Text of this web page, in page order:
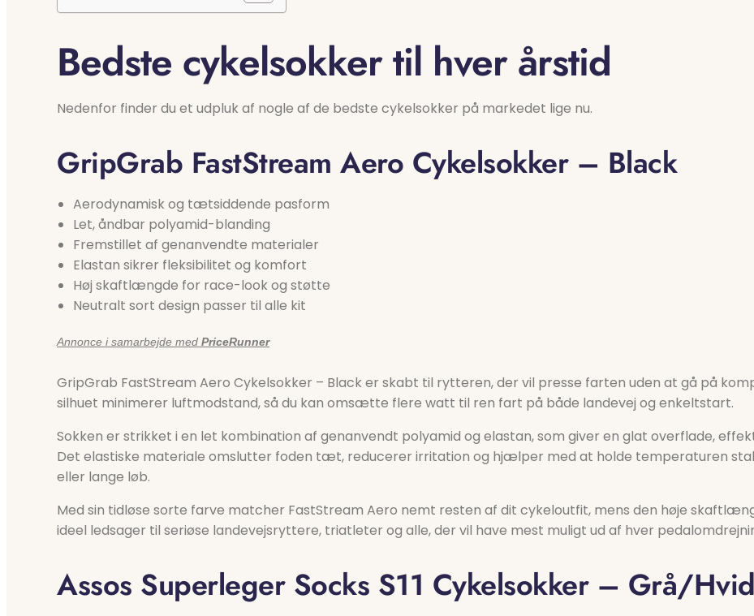
Bedste cykelsokker til hver årstid
Nedenfor finder du et udpluk af nogle af de bedste cykelsokker på markedet lige nu.
GripGrab FastStream Aero Cykelsokker – Black
Aerodynamisk og tætsiddende pasform
Let, åndbar polyamid-blanding
Fremstillet af genanvendte materialer
Elastan sikrer fleksibilitet og komfort
Høj skaftlængde for race-look og støtte
Neutralt sort design passer til alle kit
Annonce i samarbejde med PriceRunner
GripGrab FastStream Aero Cykelsokker – Black er skabt til rytteren, der vil presse farten uden at gå på
silhuet minimerer luftmodstand, så du kan omsætte flere watt til ren fart på både landevej og enkeltstart.
Sokken er strikket i en let kombination af genanvendt polyamid og elastan, som giver en glat overflade,
Det elastiske materiale omslutter foden tæt, reducerer irritation og hjælper med at holde temperaturen
eller lange løb.
Med sin tidløse sorte farve matcher FastStream Aero nemt resten af dit cykeloutfit, mens den høje
ideel ledsager til seriøse landevejsryttere, triatleter og alle, der vil have mest muligt ud af hver
Assos Superleger Socks S11 Cykelsokker – Grå/Hvid